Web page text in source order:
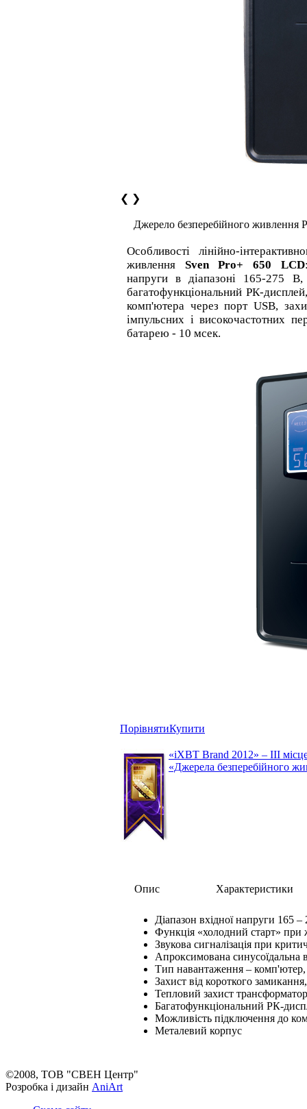
❮ ❯
Джерело безперебійного живлення
Особливості лінійно-
живлення Sven Pro+ 650 LCD
напруги в діапазоні 165-275 В,
багатофункціональний РК-
комп'ютера через порт USB,
імпульсних і високочастотних
батарею - 10 мсек.
ПорівнятиКупити
«iXBT Brand 2012» – III місце
«Джерела безперебійного
Опис Характеристики
Діапазон вхідної напруги 165
Функція «холодний старт» при
Звукова сигналізація при
Апроксимована синусоїдальна
Тип навантаження – комп'ютер,
Захист від короткого
Тепловий захист
Багатофункціональний РК-
Можливість підключення до
Металевий корпус
©2008, ТОВ "СВЕН Центр"
Розробка і дизайн AniArt